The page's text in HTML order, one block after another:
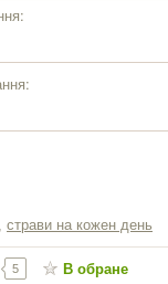
страви на кожен день
5 В обране